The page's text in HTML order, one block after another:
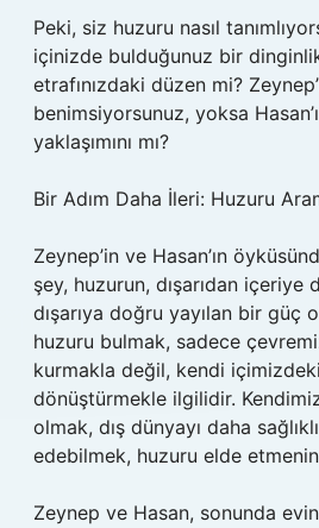
Peki, siz huzuru nasıl
içinizde bulduğunuz bir
etrafınızdaki düzen mi?
benimsiyorsunuz, yoksa
yaklaşımını mı?
Bir Adım Daha İleri: Huzuru
Zeynep’in ve Hasan’ın
şey, huzurun, dışarıdan
dışarıya doğru yayılan bir güç
huzuru bulmak, sadece
kurmakla değil, kendi
dönüştürmekle ilgilidir.
olmak, dış dünyayı daha
edebilmek, huzuru elde etmenin
Zeynep ve Hasan, sonunda